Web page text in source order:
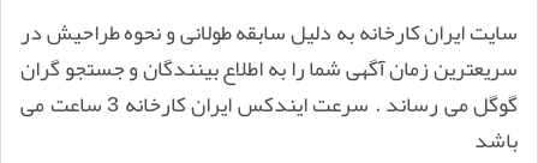
سایت ایران کارخانه به دلیل سابقه طولانی و نحوه طراحیش در
سریعترین زمان آگهی شما را به اطلاع بینندگان و جستجو گران
گوگل می رساند . سرعت ایندکس ایران کارخانه 3 ساعت می
باشد